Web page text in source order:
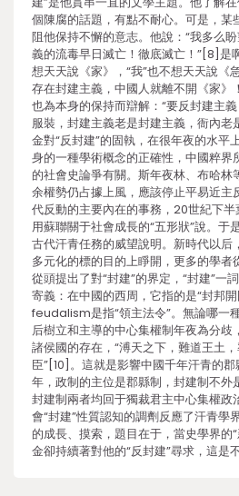
個陳腐的話題，有點不耐心。可是，某
阻他保持不懈的意志。他說：“我多么
義的流毒早日滅亡！徹底滅亡！”[8]是
想天天說《家》，“我”也不想天天說《
存在封建主義，中國人就離不開《家》
也為本身的保持而辯解：“要反封建主
服裝，封建主義老是封建主義，衙內
金對“反封建”的固執，在很年夜的水平
身的一種學術概念的正確性，中國粹界
的社會史論爭有關。斯年夜林、布哈
余權勢仍占據上風，應該停止平易近主
代反動的主要內在的事務，20世紀下
用蘇聯關于社會成長的“五形狀”說。于
古代汗青任務的威望說明。新時代以后
多元化的標的目的上睜開，更多的學者
從頭提出了對“封建”的界定，“封建”一
寄義：在中國的西周，它指的是“封邦開
feudalism是指“領主法令”。無論哪一
后樹立和主導的中心集權制年夜為分歧
諸侯國的存在，“溥天之下，難道王土
臣”[10]。這就是影響中國千年汗青的
年，政制的主位是郡縣制，封建制不外
封建制兩者均回于獨裁君主中心集權政
會“封建”性質認知的調劑反應了汗青學
的成長、摸索，題目在于，當史學界的
金卻持續著對他的“反封建”尋求，這是